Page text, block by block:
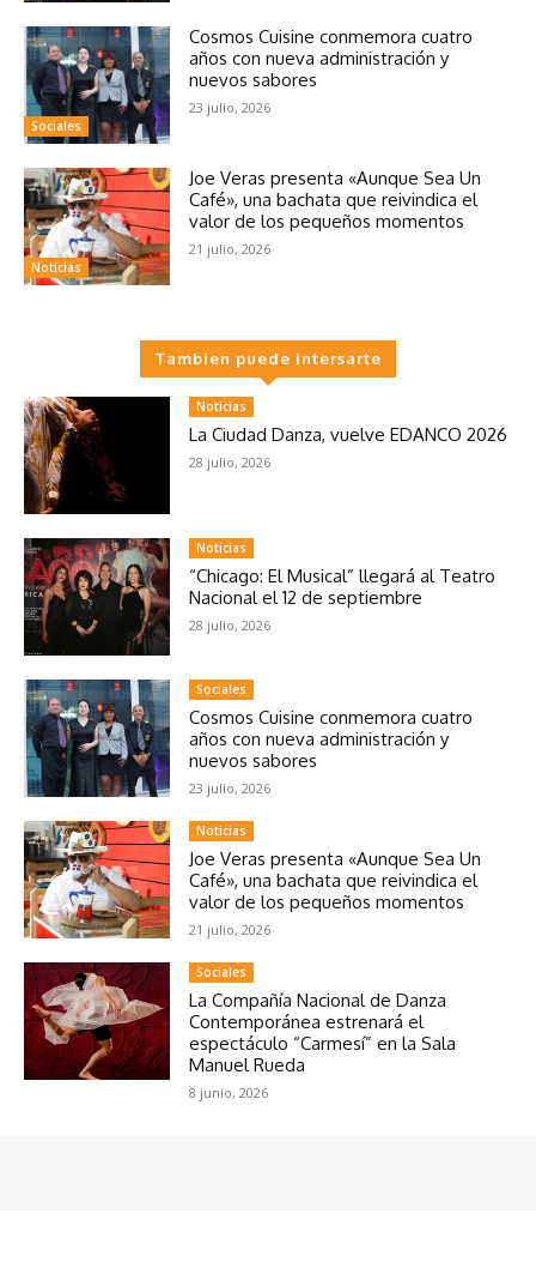
Sociales
Cosmos Cuisine conmemora cuatro
años con nueva administración y
nuevos sabores
23 julio, 2026
Noticias
Joe Veras presenta «Aunque Sea Un
Café», una bachata que reivindica el
valor de los pequeños momentos
21 julio, 2026
Tambien puede intersarte
Noticias
La Ciudad Danza, vuelve EDANCO 2026
28 julio, 2026
Noticias
“Chicago: El Musical” llegará al Teatro
Nacional el 12 de septiembre
28 julio, 2026
Sociales
Cosmos Cuisine conmemora cuatro
años con nueva administración y
nuevos sabores
23 julio, 2026
Noticias
Joe Veras presenta «Aunque Sea Un
Café», una bachata que reivindica el
valor de los pequeños momentos
21 julio, 2026
Sociales
La Compañía Nacional de Danza
Contemporánea estrenará el
espectáculo “Carmesí” en la Sala
Manuel Rueda
8 junio, 2026